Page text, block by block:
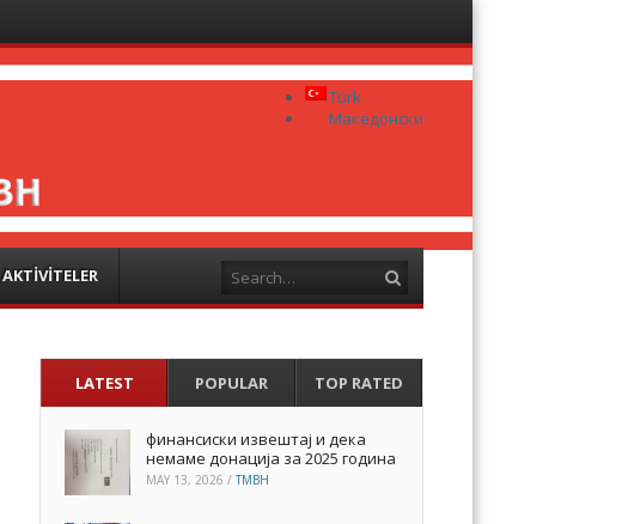
Menu
content
Türk
Македонски
AKTİVİTELER Search
LATEST POPULAR TOP RATED
финансиски извештај и дека
немаме донација за 2025 година
MAY 13, 2026 /TMBH